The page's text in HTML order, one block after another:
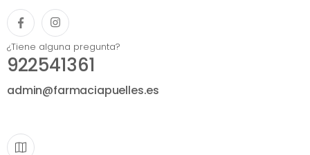
¿Tiene alguna pregunta?
922541361
admin@farmaciapuelles.es